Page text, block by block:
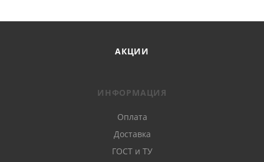
АКЦИИ
ИНФОРМАЦИЯ
Оплата
Доставка
ГОСТ и ТУ